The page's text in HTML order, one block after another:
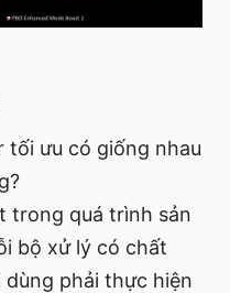
tối ưu có giống nhau
trong quá trình sản
bộ xử lý có chất
phải thực hiện